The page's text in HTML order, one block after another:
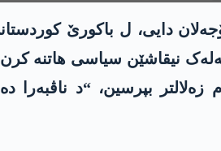
دایی، ل باکورێ
نیقاشێن سیاسی ھاتنە
بپرسین، “د ناڤبەرا